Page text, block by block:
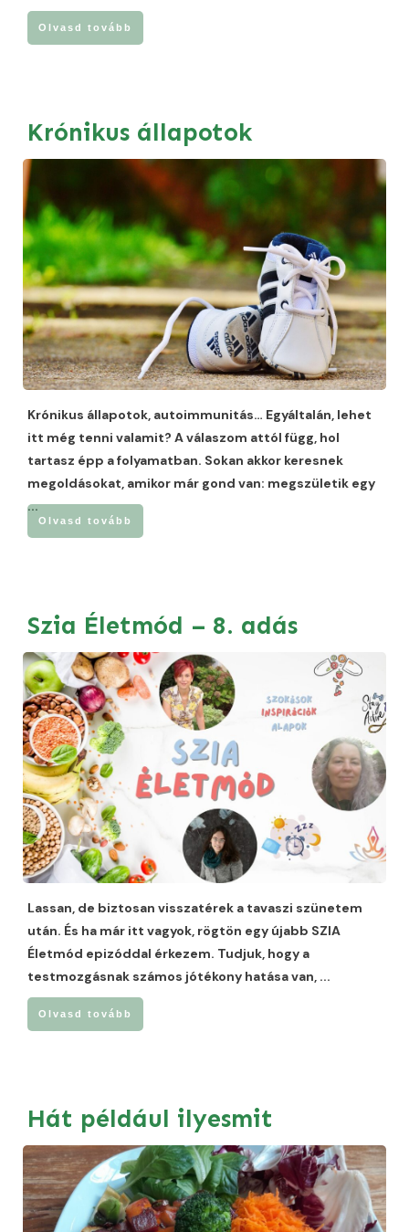
Olvasd tovább
Krónikus állapotok
Krónikus állapotok, autoimmunitás… Egyáltalán, lehet
itt még tenni valamit? A válaszom attól függ, hol
tartasz épp a folyamatban. Sokan akkor keresnek
megoldásokat, amikor már gond van: megszületik egy
...
Olvasd tovább
Szia Életmód – 8. adás
Lassan, de biztosan visszatérek a tavaszi szünetem
után. És ha már itt vagyok, rögtön egy újabb SZIA
Életmód epizóddal érkezem. Tudjuk, hogy a
testmozgásnak számos jótékony hatása van, ...
Olvasd tovább
Hát például ilyesmit